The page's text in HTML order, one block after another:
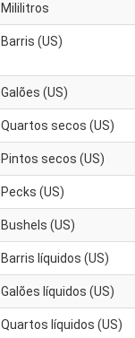
Mililitros
Barris (US)
Galões (US)
Quartos secos (US)
Pintos secos (US)
Pecks (US)
Bushels (US)
Barris líquidos (US)
Galões líquidos (US)
Quartos líquidos (US)